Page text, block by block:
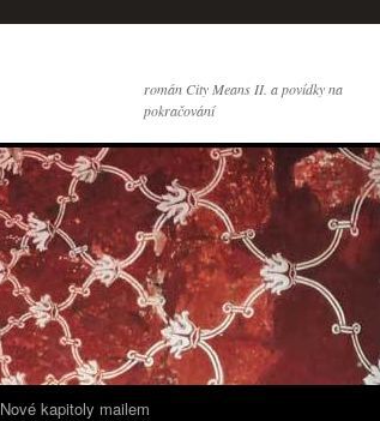
román City Means II. a povídky na
pokračování
Nové kapitoly mailem